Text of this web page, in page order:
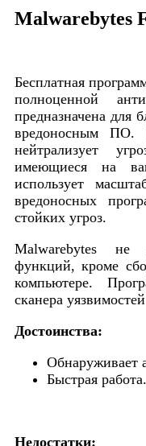
Malwarebytes
Бесплатная
полноценной
предназначена для
вредоносным ПО.
нейтрализует
имеющиеся на
использует
вредоносных
стойких угроз.
Malwarebytes не
функций, кроме
компьютере.
сканера
Достоинства:
Обнаруживает
Быстрая работа.
Недостатки: